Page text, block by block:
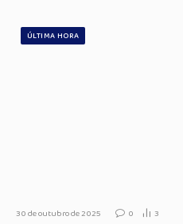
ÚLTIMA HORA
30 de outubro de 2025 0 3